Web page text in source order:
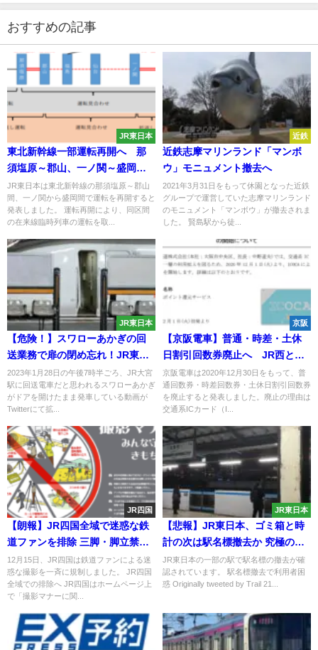
おすすめの記事
JR東日本
東北新幹線一部運転再開へ 那
須塩原～郡山、一ノ関～盛岡間
で 22日から
JR東日本は東北新幹線の那須塩原～郡山
間、一ノ関から盛岡間で運転を再開すると
発表しました。 運転再開により、同区間
の在来線臨時列車の運転を取...
近鉄
近鉄志摩マリンランド「マンボ
ウ」モニュメント撤去へ
2021年3月31日をもって休園となった近鉄
グループで運営していた志摩マリンランド
のモニュメント「マンボウ」が撤去されま
した。 賢島駅から徒...
JR東日本
【危険！】スワローあかぎの回
送業務で扉の閉め忘れ！JR東日
本の失態
2023年1月28日の午後7時半ごろ、JR大宮
駅に回送電車だと思われるスワローあかぎ
がドアを開けたまま発車している動画が
Twitterにて拡...
京阪
【京阪電車】普通・時差・土休
日割引回数券廃止へ JR西と同
様のICOCAポイントで還元を12
月から開始 交通系ICカード利
用が増えたため
京阪電車は2020年12月30日をもって、普
通回数券・時差回数券・土休日割引回数券
を廃止すると発表しました。廃止の理由は
交通系ICカード（I...
JR四国
【朗報】JR四国全域で迷惑な鉄
道ファンを排除 三脚・脚立禁
止、乗客への配慮徹底など規制
強化へ
12月15日、JR四国は鉄道ファンによる迷
惑な撮影を一斉に規制しました。 JR四国
全域での排除へ JR四国はホームページ上
で「撮影マナーに関...
JR東日本
【悲報】JR東日本、ゴミ箱と時
計の次は駅名標撤去か 究極のコ
ストカット
JR東日本の一部の駅で駅名標の撤去が確
認されています。 駅名標撤去で利用者困
惑 Originally tweeted by Trail 21...